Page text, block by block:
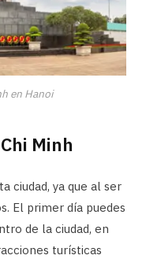
en Hanoi
Minh
ciudad, ya que al ser
El primer día puedes
de la ciudad, en
turísticas